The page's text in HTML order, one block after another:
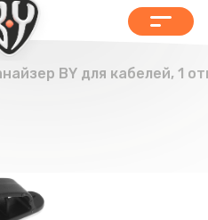
BY для кабелей, 1